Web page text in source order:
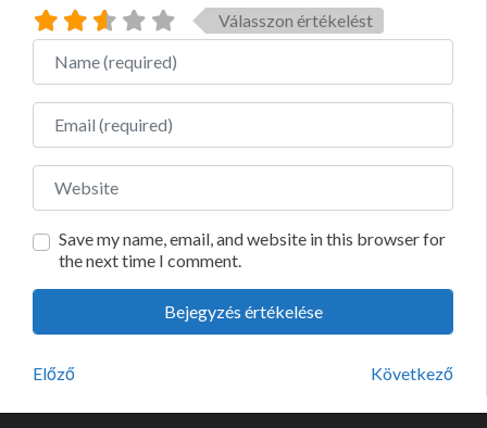
Válasszon értékelést
Name
Email
Website
Save my name, email, and website in this browser for
the next time I comment.
Előző Következő